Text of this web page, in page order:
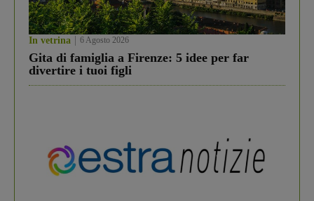
In vetrina 6 Agosto 2026
Gita di famiglia a Firenze: 5 idee per far
divertire i tuoi figli